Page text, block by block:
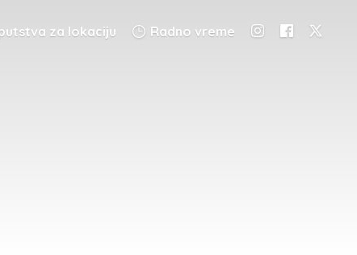
za lokaciju Radno vreme